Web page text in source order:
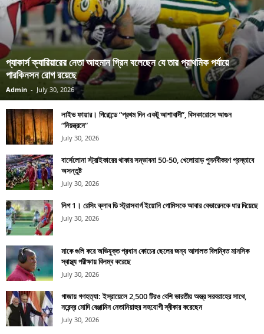
প্যাকার্স ক্যারিয়ারের নেতা আহমান গ্রিন বলেছেন যে তার প্রাথমিক পর্যায়ে
পারকিনসন রোগ রয়েছে
Admin - July 30, 2026
লাইভ ফায়ার। গিরোন্ডে “প্রথম দিন একটু আশাবাদী”, বিসকারোসে আগুন
“নিয়ন্ত্রনে”
July 30, 2026
বার্সেলোনা স্ট্রাইকারের থাকার সম্ভাবনা 50-50, খেলোয়াড় পুনর্নবীকরণ প্রস্তাবে
অসন্তুষ্ট
July 30, 2026
লিগ 1। রেসিং ক্লাব ডি স্ট্রাসবার্গ ইয়োনি গোমিসকে আবার বেভারেনকে ধার দিয়েছে
July 30, 2026
মাকে গুলি করে অভিযুক্ত প্রধান কোচের ছেলের জন্য আদালত বিলম্বিত মানসিক
স্বাস্থ্য পরীক্ষায় বিলম্ব করেছে
July 30, 2026
গাজায় গণহত্যা: ইস্রায়েলে 2,500 টিরও বেশি ভারতীয় অস্ত্র সরবরাহের সাথে,
নরেন্দ্র মোদি বেঞ্জামিন নেতানিয়াহুর সহযোগী স্বীকার করেছেন
July 30, 2026